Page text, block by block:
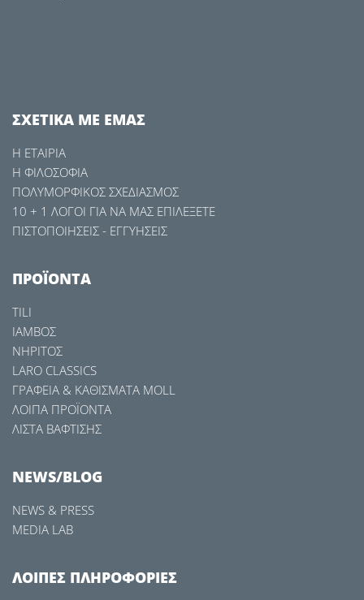
ΣXETIKA ME ΕΜΑΣ
Η ΕΤΑΙΡΙΑ
Η ΦΙΛΟΣΟΦΙΑ
ΠΟΛΥΜΟΡΦΙΚΟΣ ΣΧΕΔΙΑΣΜΟΣ
10 + 1 ΛOΓΟΙ ΓΙΑ ΝΑ ΜΑΣ ΕΠΙΛΕΞΕΤΕ
ΠΙΣΤΟΠΟΙΗΣΕΙΣ - ΕΓΓΥΗΣΕΙΣ
ΠΡΟΪΟΝΤΑ
TILI
ΙΑΜΒΟΣ
ΝΗΡΙΤΟΣ
LARO CLASSICS
ΓΡΑΦΕΙΑ & ΚΑΘΙΣΜΑΤΑ MOLL
ΛΟΙΠΑ ΠΡΟΪΟΝΤΑ
ΛΙΣΤΑ ΒΑΦΤΙΣΗΣ
NEWS/BLOG
NEWS & PRESS
MEDIA LAB
ΛΟΙΠΕΣ ΠΛΗΡΟΦΟΡΙΕΣ